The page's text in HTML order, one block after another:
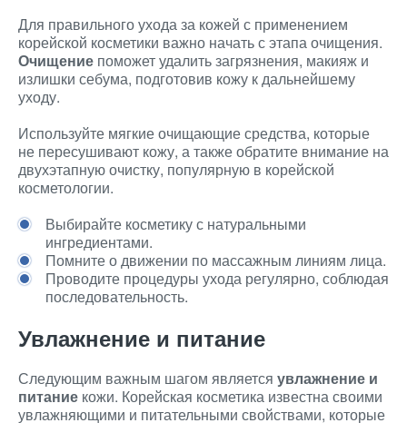
Для правильного ухода за кожей с применением
корейской косметики важно начать с этапа очищения.
Очищение поможет удалить загрязнения, макияж и
излишки себума, подготовив кожу к дальнейшему
уходу.
Используйте мягкие очищающие средства, которые
не пересушивают кожу, а также обратите внимание на
двухэтапную очистку, популярную в корейской
косметологии.
Выбирайте косметику с натуральными
ингредиентами.
Помните о движении по массажным линиям лица.
Проводите процедуры ухода регулярно, соблюдая
последовательность.
Увлажнение и питание
Следующим важным шагом является увлажнение и
питание кожи. Корейская косметика известна своими
увлажняющими и питательными свойствами, которые